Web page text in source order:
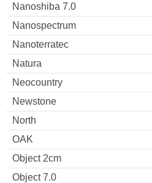
Nanoshiba 7.0
Nanospectrum
Nanoterratec
Natura
Neocountry
Newstone
North
OAK
Object 2cm
Object 7.0